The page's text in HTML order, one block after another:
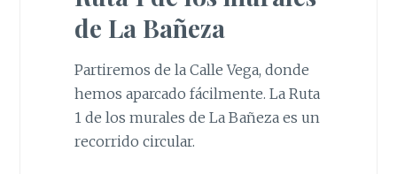
de La Bañeza
Partiremos de la Calle Vega, donde
hemos aparcado fácilmente. La Ruta
1 de los murales de La Bañeza es un
recorrido circular.